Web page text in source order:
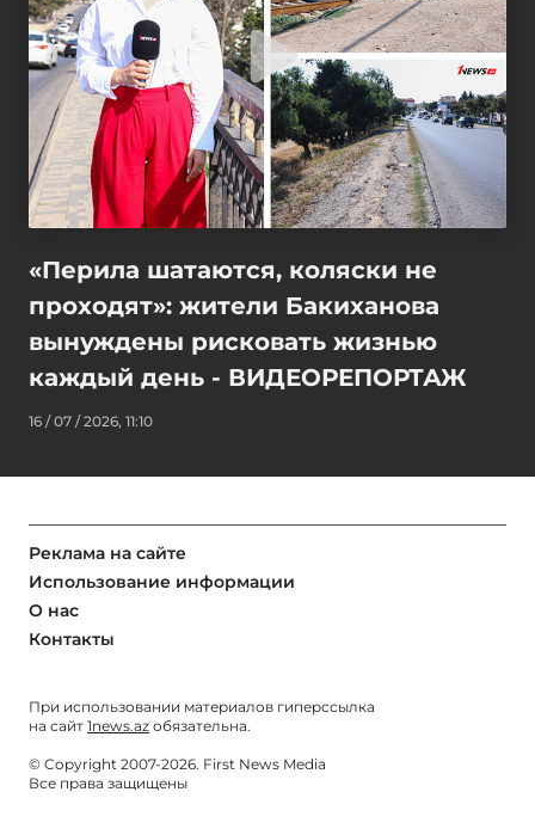
«Перила шатаются, коляски не
проходят»: жители Бакиханова
вынуждены рисковать жизнью
каждый день - ВИДЕОРЕПОРТАЖ
16 / 07 / 2026, 11:10
Реклама на сайте
Использование информации
О нас
Контакты
При использовании материалов гиперссылка
на сайт 1news.az обязательна.
© Copyright 2007-2026. First News Media
Все права защищены